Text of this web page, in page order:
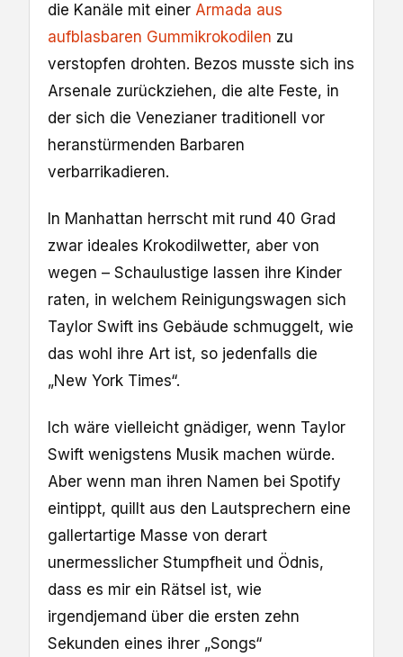
die Kanäle mit einer Armada aus
aufblasbaren Gummikrokodilen zu
verstopfen drohten. Bezos musste sich ins
Arsenale zurückziehen, die alte Feste, in
der sich die Venezianer traditionell vor
heranstürmenden Barbaren
verbarrikadieren.
In Manhattan herrscht mit rund 40 Grad
zwar ideales Krokodilwetter, aber von
wegen – Schaulustige lassen ihre Kinder
raten, in welchem Reinigungswagen sich
Taylor Swift ins Gebäude schmuggelt, wie
das wohl ihre Art ist, so jedenfalls die
„New York Times“.
Ich wäre vielleicht gnädiger, wenn Taylor
Swift wenigstens Musik machen würde.
Aber wenn man ihren Namen bei Spotify
eintippt, quillt aus den Lautsprechern eine
gallertartige Masse von derart
unermesslicher Stumpfheit und Ödnis,
dass es mir ein Rätsel ist, wie
irgendjemand über die ersten zehn
Sekunden eines ihrer „Songs“